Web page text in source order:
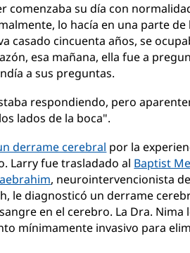
comenzaba su día con
lo hacía en una parte de
casado cincuenta años, se
esa mañana, ella fue a
a sus preguntas.
respondiendo, pero
lados de la boca".
derrame cerebral por la
Larry fue trasladado al Baptist
, neurointervencionista de
le diagnosticó un derrame
en el cerebro. La Dra. Nima
mínimamente invasivo para